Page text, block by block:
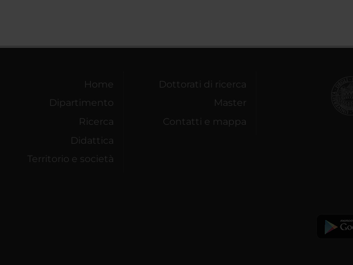
Home
Dipartimento
Ricerca
Didattica
Territorio e società
Dottorati di ricerca
Master
Contatti e mappa